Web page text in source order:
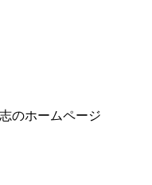
のホームページ